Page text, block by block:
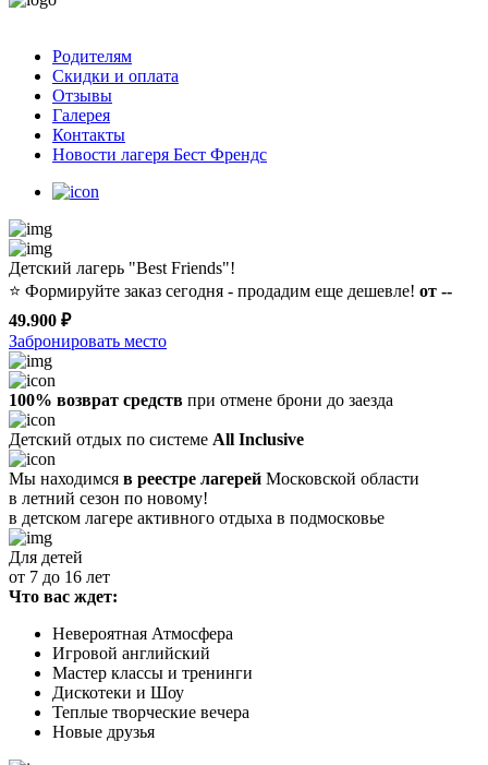
Родителям
Скидки и оплата
Отзывы
Галерея
Контакты
Новости лагеря Бест Френдс
Детский лагерь "Best Friends"!
⭐️ Формируйте заказ сегодня - продадим еще дешевле! от --
49.900 ₽
Забронировать место
100% возврат средств при отмене брони до заезда
Детский отдых по системе All Inclusive
Мы находимся в реестре лагерей Московской области
в летний сезон по новому!
в детском лагере активного отдыха в подмосковье
Для детей
от 7 до 16 лет
Что вас ждет:
Невероятная Атмосфера
Игровой английский
Мастер классы и тренинги
Дискотеки и Шоу
Теплые творческие вечера
Новые друзья